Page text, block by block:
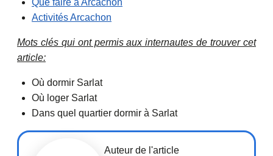
Que faire à Arcachon
Activités Arcachon
Mots clés qui ont permis aux internautes de trouver cet
article:
Où dormir Sarlat
Où loger Sarlat
Dans quel quartier dormir à Sarlat
Auteur de l'article